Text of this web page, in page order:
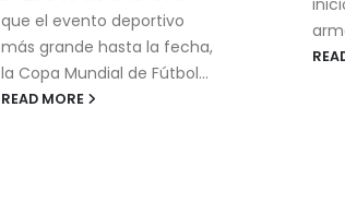
que el evento deportivo
más grande hasta la fecha,
la Copa Mundial de Fútbol...
READ MORE